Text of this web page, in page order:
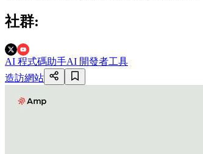
社群:
AI 程式碼助手AI 開發者工具
造訪網站